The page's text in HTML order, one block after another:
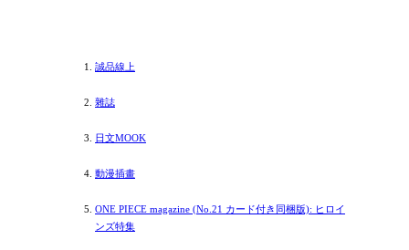
誠品線上
雜誌
日文MOOK
動漫插畫
ONE PIECE magazine (No.21 カード付き同梱版): ヒロイ
ンズ特集